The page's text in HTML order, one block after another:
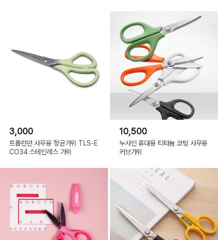
3,000
트룹런던 사무용 항균가위 TLS-E
CO34 스테인레스 가위
10,500
누사인 휴대용 티타늄 코팅 사무용
커브가위